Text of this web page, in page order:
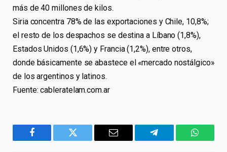
más de 40 millones de kilos.
Siria concentra 78% de las exportaciones y Chile, 10,8%;
el resto de los despachos se destina a Líbano (1,8%),
Estados Unidos (1,6%) y Francia (1,2%), entre otros,
donde básicamente se abastece el «mercado nostálgico»
de los argentinos y latinos.
Fuente: cableratelam.com.ar
Facebook Twitter Email Telegram